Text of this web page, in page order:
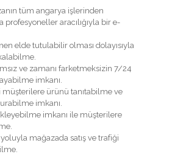
tüm angarya işlerinden
profesyoneller aracılığıyla bir e-
elde tutulabilir olması dolayısıyla
ve zamanı farketmeksizin 7/24
imkanı.
ürünü tanıtabilme ve
imkanı.
imkanı ile müşterilere
mağazada satış ve trafiği